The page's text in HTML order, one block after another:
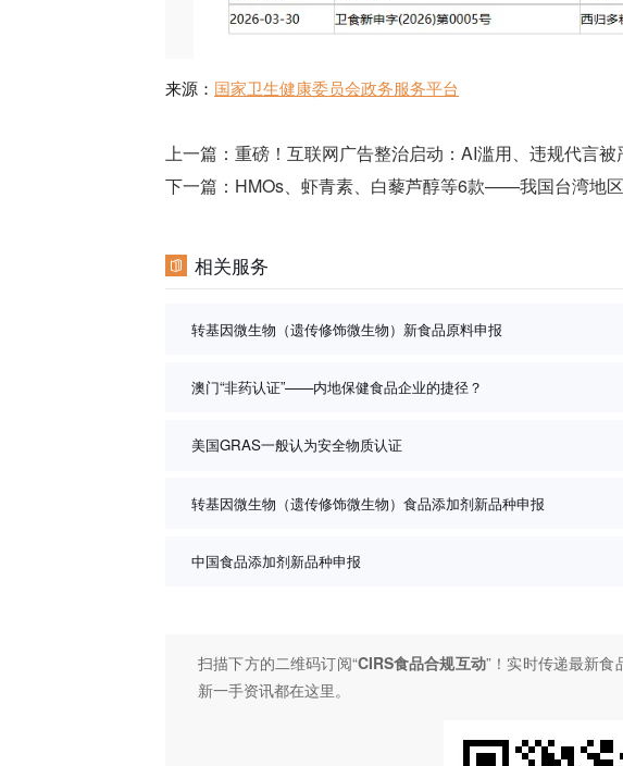
来源： 国家卫生健康委员会政务服务平台
上一篇： 重磅！互联网广告整治启动：AI滥用、违规代言
下一篇： HMOs、虾青素、白藜芦醇等6款——我国台湾地
相关服务
转基因微生物（遗传修饰微生物）新食品原料申报
澳门“非药认证”——内地保健食品企业的捷径？
美国GRAS一般认为安全物质认证
转基因微生物（遗传修饰微生物）食品添加剂新品种申报
中国食品添加剂新品种申报
扫描下方的二维码订阅“CIRS食品合规互动”！ 实时传递最新食
新一手资讯都在这里。